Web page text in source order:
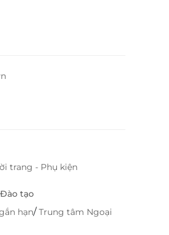
trang - Phụ kiện
tạo
hạn/Trung tâm Ngoại